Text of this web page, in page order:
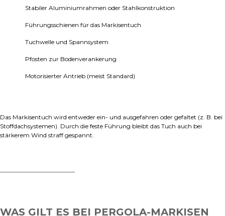
Stabiler Aluminiumrahmen oder Stahlkonstruktion
Führungsschienen für das Markisentuch
Tuchwelle und Spannsystem
Pfosten zur Bodenverankerung
Motorisierter Antrieb (meist Standard)
Das Markisentuch wird entweder ein- und ausgefahren oder gefaltet (z. B. bei
Stoffdachsystemen). Durch die feste Führung bleibt das Tuch auch bei
stärkerem Wind straff gespannt.
WAS GILT ES BEI PERGOLA-MARKISEN